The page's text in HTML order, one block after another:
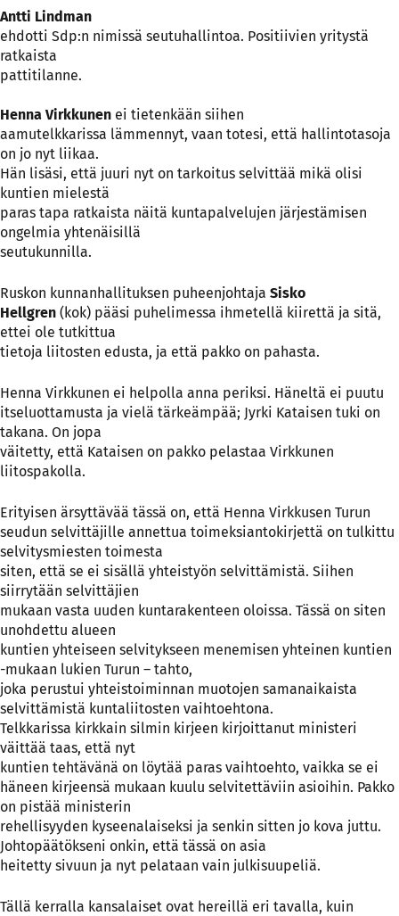
Antti Lindman
ehdotti Sdp:n nimissä seutuhallintoa. Positiivien yritystä
ratkaista
pattitilanne.
Henna Virkkunen ei tietenkään siihen
aamutelkkarissa lämmennyt, vaan totesi, että hallintotasoja
on jo nyt liikaa.
Hän lisäsi, että juuri nyt on tarkoitus selvittää mikä olisi
kuntien mielestä
paras tapa ratkaista näitä kuntapalvelujen järjestämisen
ongelmia yhtenäisillä
seutukunnilla.
Ruskon kunnanhallituksen puheenjohtaja Sisko
Hellgren (kok) pääsi puhelimessa ihmetellä kiirettä ja sitä,
ettei ole tutkittua
tietoja liitosten edusta, ja että pakko on pahasta.
Henna Virkkunen ei helpolla anna periksi. Häneltä ei puutu
itseluottamusta ja vielä tärkeämpää; Jyrki Kataisen tuki on
takana. On jopa
väitetty, että Kataisen on pakko pelastaa Virkkunen
liitospakolla.
Erityisen ärsyttävää tässä on, että Henna Virkkusen Turun
seudun selvittäjille annettua toimeksiantokirjettä on tulkittu
selvitysmiesten toimesta
siten, että se ei sisällä yhteistyön selvittämistä. Siihen
siirrytään selvittäjien
mukaan vasta uuden kuntarakenteen oloissa. Tässä on siten
unohdettu alueen
kuntien yhteiseen selvitykseen menemisen yhteinen kuntien
-mukaan lukien Turun – tahto,
joka perustui yhteistoiminnan muotojen samanaikaista
selvittämistä kuntaliitosten vaihtoehtona.
Telkkarissa kirkkain silmin kirjeen kirjoittanut ministeri
väittää taas, että nyt
kuntien tehtävänä on löytää paras vaihtoehto, vaikka se ei
häneen kirjeensä mukaan kuulu selvitettäviin asioihin. Pakko
on pistää ministerin
rehellisyyden kyseenalaiseksi ja senkin sitten jo kova juttu.
Johtopäätökseni onkin, että tässä on asia
heitetty sivuun ja nyt pelataan vain julkisuupeliä.
Tällä kerralla kansalaiset ovat hereillä eri tavalla, kuin